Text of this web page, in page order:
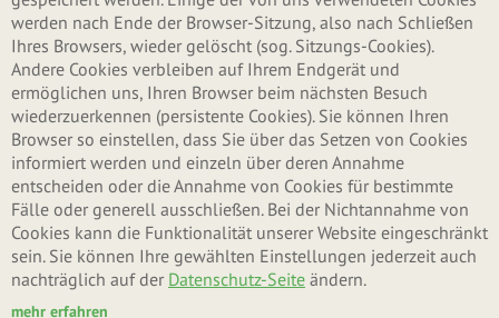
werden nach Ende der Browser-Sitzung, also nach Schließen
Ihres Browsers, wieder gelöscht (sog. Sitzungs-Cookies).
Andere Cookies verbleiben auf Ihrem Endgerät und
ermöglichen uns, Ihren Browser beim nächsten Besuch
wiederzuerkennen (persistente Cookies). Sie können Ihren
Browser so einstellen, dass Sie über das Setzen von Cookies
informiert werden und einzeln über deren Annahme
entscheiden oder die Annahme von Cookies für bestimmte
Fälle oder generell ausschließen. Bei der Nichtannahme von
Cookies kann die Funktionalität unserer Website eingeschränkt
sein. Sie können Ihre gewählten Einstellungen jederzeit auch
nachträglich auf der Datenschutz-Seite ändern.
mehr erfahren